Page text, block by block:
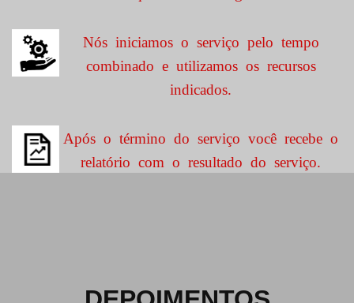
Nós iniciamos o serviço pelo tempo
combinado e utilizamos os recursos
indicados.
Após o término do serviço você recebe o
relatório com o resultado do serviço.